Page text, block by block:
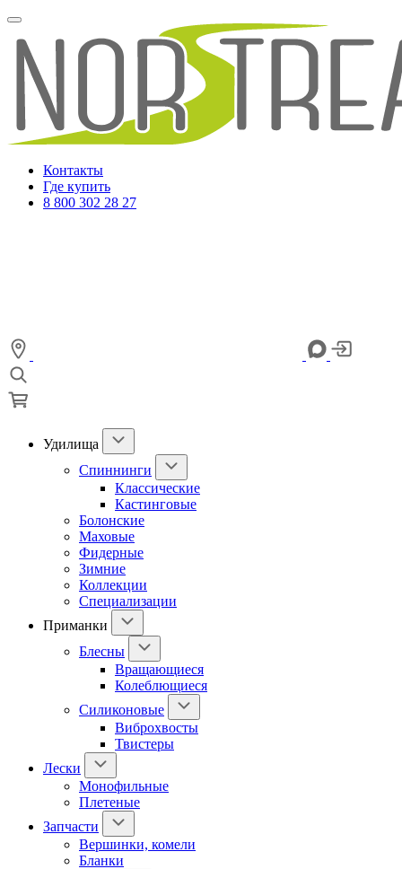
Контакты
Где купить
8 800 302 28 27
Удилища
Спиннинги
Классические
Кастинговые
Болонские
Маховые
Фидерные
Зимние
Коллекции
Специализации
Приманки
Блесны
Вращающиеся
Колеблющиеся
Силиконовые
Виброхвосты
Твистеры
Лески
Монофильные
Плетеные
Запчасти
Вершинки, комели
Бланки